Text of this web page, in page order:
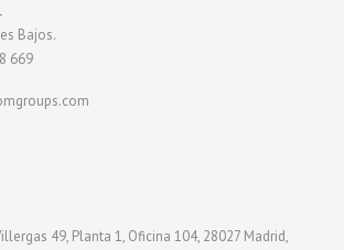
Bajos.
669
49, Planta 1, Oficina 104, 28027 Madrid,